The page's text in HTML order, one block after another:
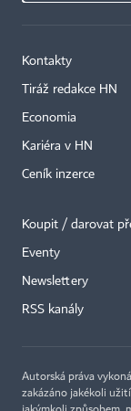
Kontakty
Tiráž redakce HN
Economia
Kariéra v HN
Ceník inzerce
Koupit / darovat
Eventy
Newslettery
RSS kanály
Autorská práva
zakázáno jakékoli